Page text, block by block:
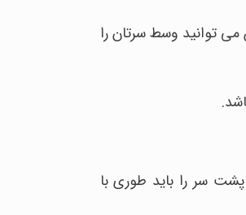
می توانید وسط سرتان را
سر را باید طوری با